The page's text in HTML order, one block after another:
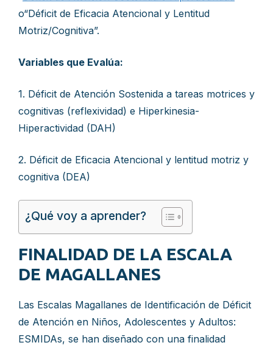
o“Déficit de Eficacia Atencional y Lentitud
Motriz/Cognitiva”.
Variables que Evalúa:
1. Déficit de Atención Sostenida a tareas motrices y
cognitivas (reflexividad) e Hiperkinesia-
Hiperactividad (DAH)
2. Déficit de Eficacia Atencional y lentitud motriz y
cognitiva (DEA)
¿Qué voy a aprender?
FINALIDAD DE LA ESCALA
DE MAGALLANES
Las Escalas Magallanes de Identificación de Déficit
de Atención en Niños, Adolescentes y Adultos:
ESMIDAs, se han diseñado con una finalidad